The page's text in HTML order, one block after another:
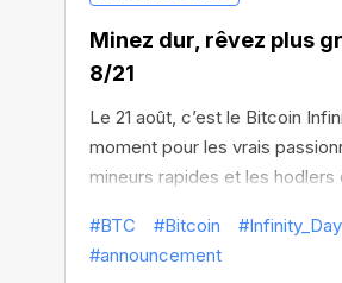
Minez dur, rêvez plus
8/21
Le 21 août, c’est le Bitcoin
moment pour les vrais
mineurs rapides et les hodlers
#BTC
#Bitcoin #Infinity_Day
#announcement